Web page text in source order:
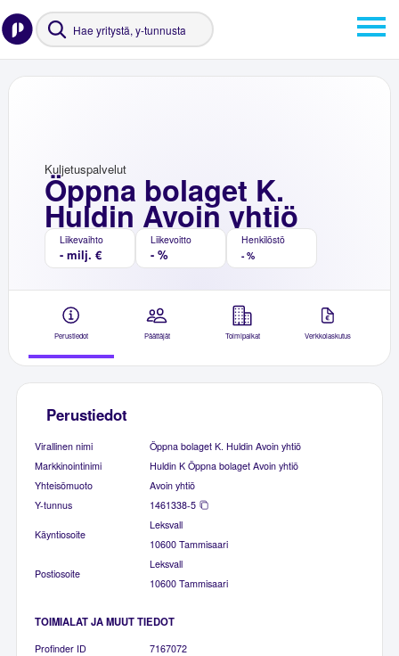
Öppna bolaget K.
Huldin Avoin yhtiö
Kuljetuspalvelut
Liikevaihto
- milj. €
Liikevoitto
- %
Henkilöstö
- %
Perustiedot Päättäjät Toimipaikat Verkkolaskutus
Perustiedot
Virallinen nimi
Öppna bolaget K. Huldin Avoin yhtiö
Markkinointinimi
Huldin K Öppna bolaget Avoin yhtiö
Yhteisömuoto
Avoin yhtiö
Y-tunnus
1461338-5
Käyntiosoite
Leksvall
10600 Tammisaari
Postiosoite
Leksvall
10600 Tammisaari
TOIMIALAT JA MUUT TIEDOT
Profinder ID
7167072